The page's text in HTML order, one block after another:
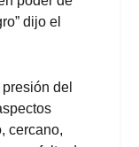
dijo el
del
cercano,